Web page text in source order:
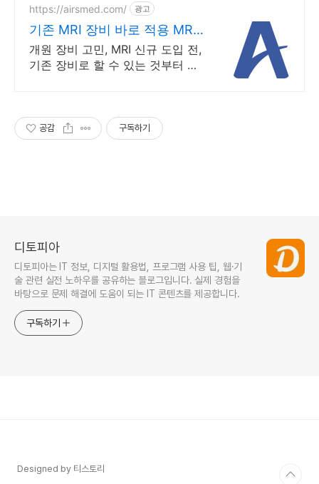
https://airsmed.com/ 광고
기존 MRI 장비 바로 적용 MRI
시간을 반으로
개원 장비 고민, MRI 신규 도입 전,
기존 장비로 할 수 있는 것부터 기
공감 구독하기
디토피아
디토피아는 IT 정보, 디지털 활용법, 프로그램 사용 팁, 웹·기
술 관련 실전 노하우를 공유하는 블로그입니다. 실제 경험을
바탕으로 문제 해결에 도움이 되는 IT 콘텐츠를 제공합니다.
구독하기
Designed by 티스토리